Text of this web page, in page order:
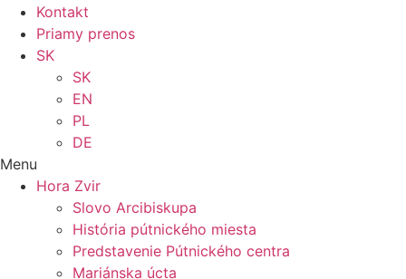
Kontakt
Priamy prenos
SK
SK
EN
PL
DE
Menu
Hora Zvir
Slovo Arcibiskupa
História pútnického miesta
Predstavenie Pútnického centra
Mariánska úcta